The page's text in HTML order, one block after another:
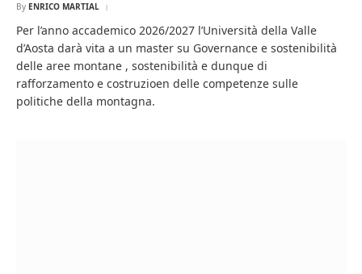
By ENRICO MARTIAL
Per l’anno accademico 2026/2027 l’Università della Valle
d’Aosta darà vita a un master su Governance e sostenibilità
delle aree montane , sostenibilità e dunque di
rafforzamento e costruzioen delle competenze sulle
politiche della montagna.